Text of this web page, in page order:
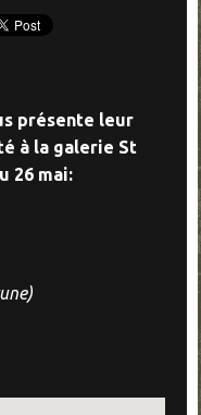
présente leur
à la galerie St
26 mai: